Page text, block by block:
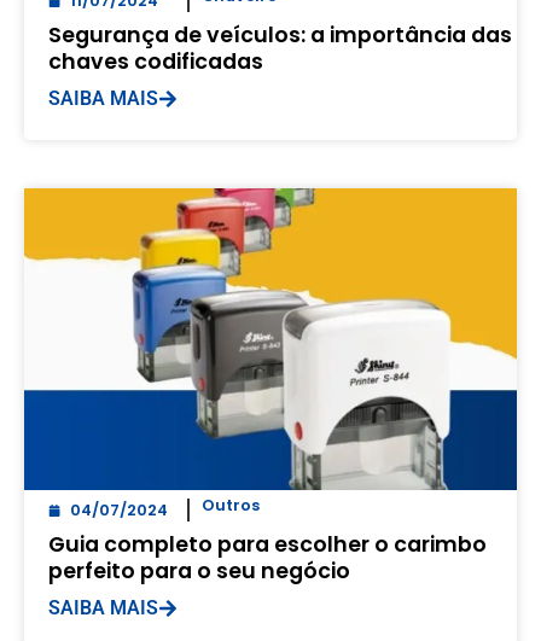
Segurança de veículos: a importância das
chaves codificadas
SAIBA MAIS
04/07/2024 Outros
Guia completo para escolher o carimbo
perfeito para o seu negócio
SAIBA MAIS